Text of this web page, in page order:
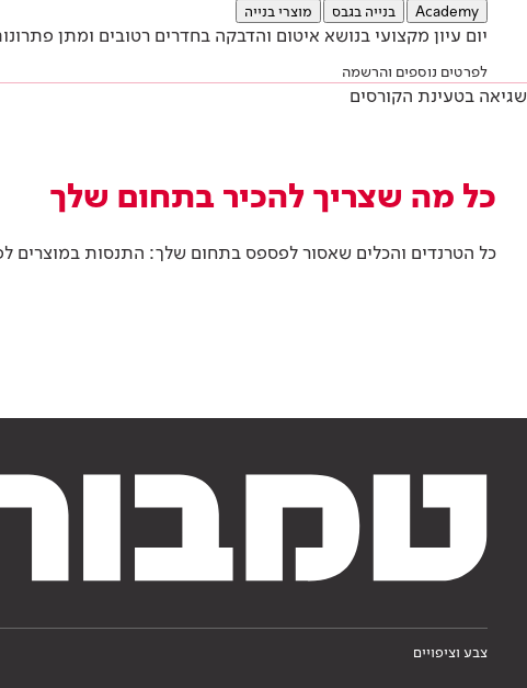
Academy בנייה בגבס מוצרי בנייה
יום עיון מקצועי בנושא איטום והדבקה בחדרים רטובים ומתן
לפרטים נוספים והרשמה
שגיאה בטעינת הקורסים
כל מה שצריך להכיר בתחום שלך
כל הטרנדים והכלים שאסור לפספס בתחום שלך: התנסות במוצרים
צבע וציפויים